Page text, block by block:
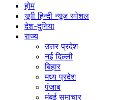
होम
यूपी हिन्दी न्यूज स्पेशल
देश-दुनिया
राज्य
उत्तर प्रदेश
नई दिल्ली
बिहार
मध्य प्रदेश
पंजाब
मुंबई समाचार